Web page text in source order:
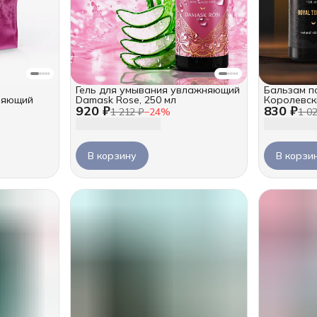
920 ₽1 212 ₽−24%
Гель для умывания увлажняющий
Damask Rose, 250 мл
В корзину
830 ₽1
Бальзам
В